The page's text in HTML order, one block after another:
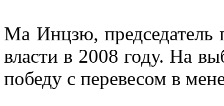
Ма Инцзю, председатель
власти в 2008 году. На
победу с перевесом в